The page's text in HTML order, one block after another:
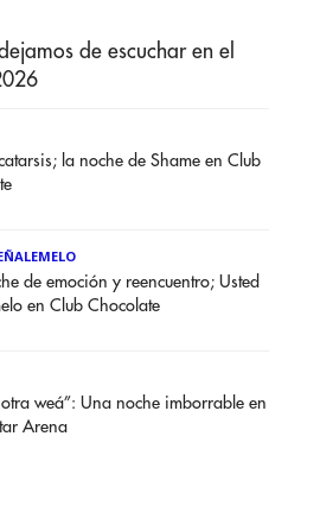
de escuchar en el
la noche de Shame en Club
de emoción y reencuentro; Usted
en Club Chocolate
otra weá”: Una noche imborrable en
Arena